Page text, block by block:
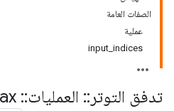
الصفات العامة
عملية
input_indices
تدفق التوتر :: العمليات::